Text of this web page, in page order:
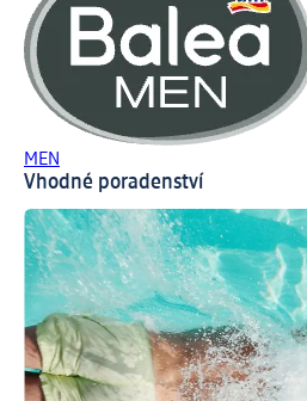
MEN
Vhodné poradenství